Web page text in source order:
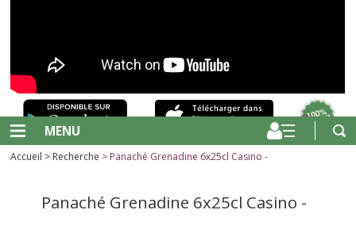
MENU
Accueil > Recherche > Panaché Grenadine 6x25cl Casino -
Panaché Grenadine 6x25cl Casino -